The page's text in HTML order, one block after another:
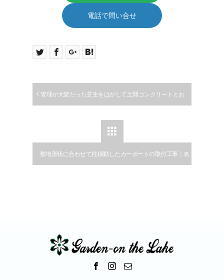
電話で問い合せ
管理が大変だった芝生をはがして土間コンクリートとお

敷地形状に合わせて柱移動したカーポートの取付工事｜名